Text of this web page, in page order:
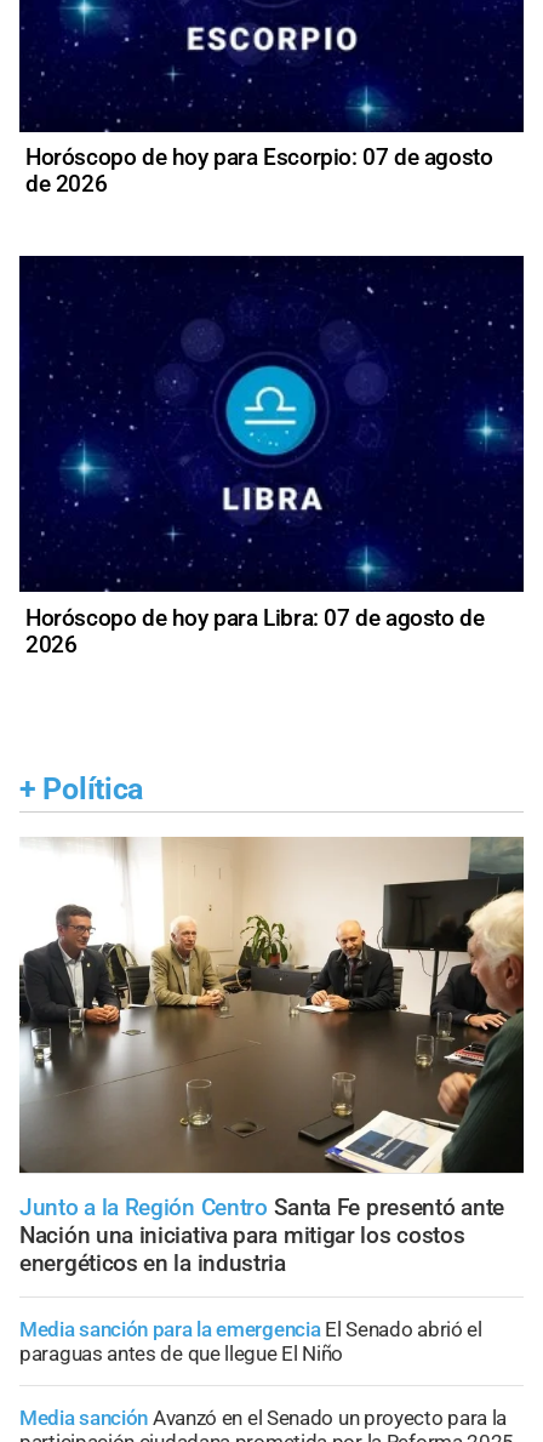
Horóscopo de hoy para Escorpio: 07 de agosto
de 2026
Horóscopo de hoy para Libra: 07 de agosto de
2026
+ Política
Junto a la Región Centro Santa Fe presentó ante
Nación una iniciativa para mitigar los costos
energéticos en la industria
Media sanción para la emergencia El Senado abrió el
paraguas antes de que llegue El Niño
Media sanción Avanzó en el Senado un proyecto para la